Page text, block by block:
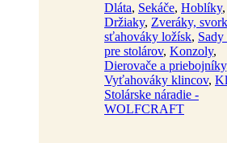
Dláta, Sekáče, Hoblíky,
Držiaky, Zveráky,
sťahováky ložísk, Sady
pre stolárov, Konzoly,
Dierovače a priebojníky
Vyťahováky klincov,
Stolárske náradie -
WOLFCRAFT